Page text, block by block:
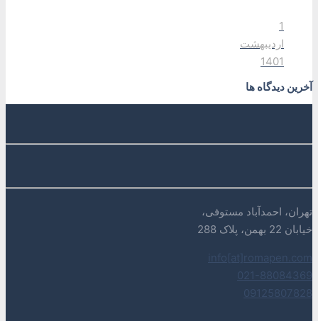
1
اردیبهشت
1401
آخرین دیدگاه ها
تهران، احمدآباد مستوفی،
خیابان 22 بهمن، پلاک 288
info[at]romapen.com
021-88084369
09125807828